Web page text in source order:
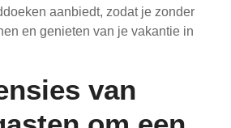
aanbiedt, zodat je zonder
en genieten van je vakantie in
van